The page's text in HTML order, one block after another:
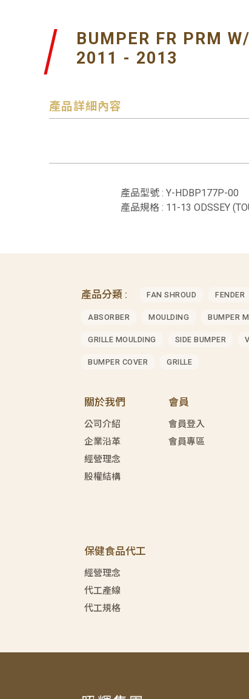
BUMPER FR PRM
2011 - 2013
產品詳細內容
產品型號 : Y-HDBP177P-00
產品規格 : 11-13 ODSSEY
產品分類 : FAN SHROUD FENDER
ABSORBER MOULDING BUMPER
GRILLE MOULDING SIDE BUMPER
BUMPER COVER GRILLE
關於我們
公司介紹
企業沿革
經營理念
股權結構
會員
會員登入
會員專區
保健食品代工
經營理念
代工產線
代工規格